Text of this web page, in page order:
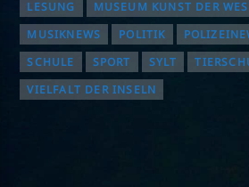
LESUNG
MUSEUM KUNST DER
MUSIKNEWS
POLITIK
SCHULE
SPORT SYLT
VIELFALT DER INSELN